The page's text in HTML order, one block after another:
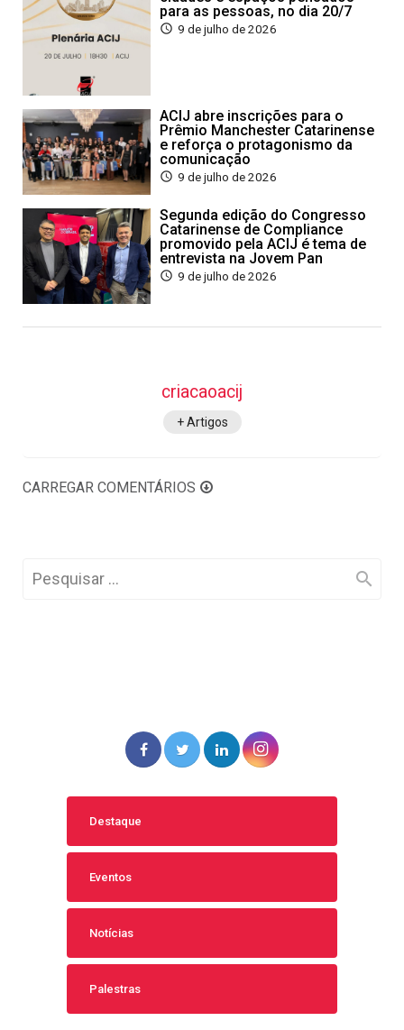
para as pessoas, no dia 20/7
9 de julho de 2026
ACIJ abre inscrições para o
Prêmio Manchester Catarinense
e reforça o protagonismo da
comunicação
9 de julho de 2026
Segunda edição do Congresso
Catarinense de Compliance
promovido pela ACIJ é tema de
entrevista na Jovem Pan
9 de julho de 2026
criacaoacij
+ Artigos
CARREGAR COMENTÁRIOS
Destaque
Eventos
Notícias
Palestras